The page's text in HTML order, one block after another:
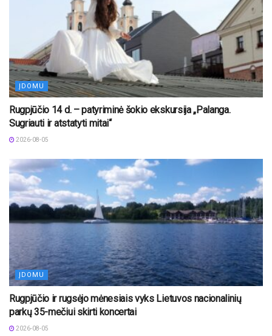
ĮDOMU
Rugpjūčio 14 d. – patyriminė šokio ekskursija „Palanga.
Sugriauti ir atstatyti mitai“
2026-08-05
ĮDOMU
Rugpjūčio ir rugsėjo mėnesiais vyks Lietuvos nacionalinių
parkų 35-mečiui skirti koncertai
2026-08-05